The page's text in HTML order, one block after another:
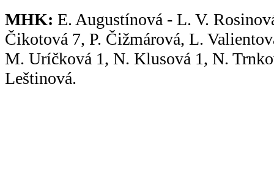
MHK: E. Augustínová - L. V.
Čikotová 7, P. Čižmárová, L.
M. Uríčková 1, N. Klusová 1, N.
Leštinová.